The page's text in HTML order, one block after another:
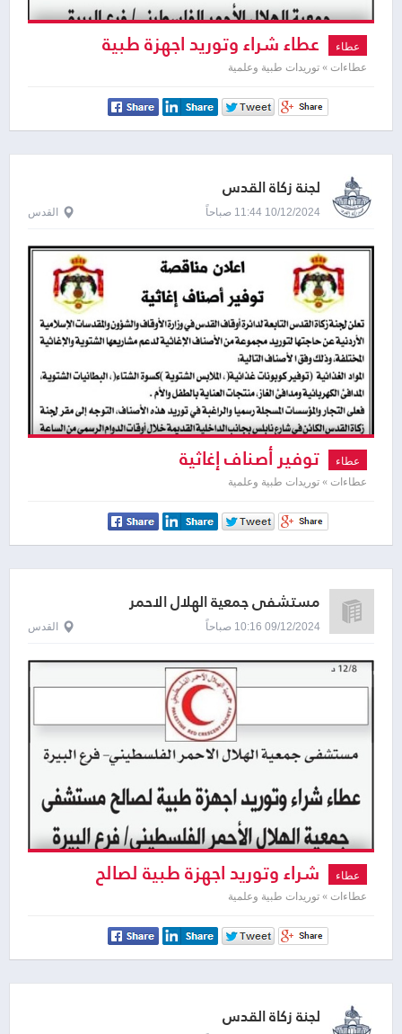
عطاء عطاء شراء وتوريد اجهزة طبية
عطاءات » توريدات طبية وعلمية
لجنة زكاة القدس
10/12/2024 11:44 صباحاً القدس
عطاء توفير أصناف إغاثية
عطاءات » توريدات طبية وعلمية
مستشفى جمعية الهلال الاحمر
09/12/2024 10:16 صباحاً القدس
عطاء شراء وتوريد اجهزة طبية لصالح
مستشفى جمعية الهلال الأحمر
الفلسطيني
عطاءات » توريدات طبية وعلمية
لجنة زكاة القدس